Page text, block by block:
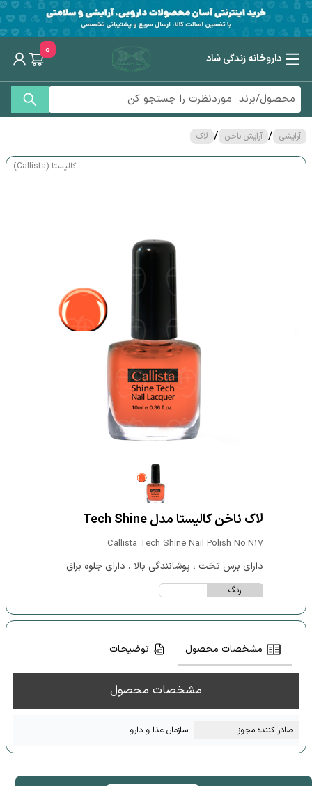
داروخانه زندگی شاد
0
آرایشی / آرایش ناخن / لاک
کالیستا (Callista)
لاک ناخن کالیستا مدل Tech Shine
Callista Tech Shine Nail Polish No.N17
دارای برس تخت ، پوشانندگی بالا ، دارای جلوه براق
رنگ
مشخصات محصول توضیحات
مشخصات محصول
صادر کننده مجوز سازمان غذا و دارو